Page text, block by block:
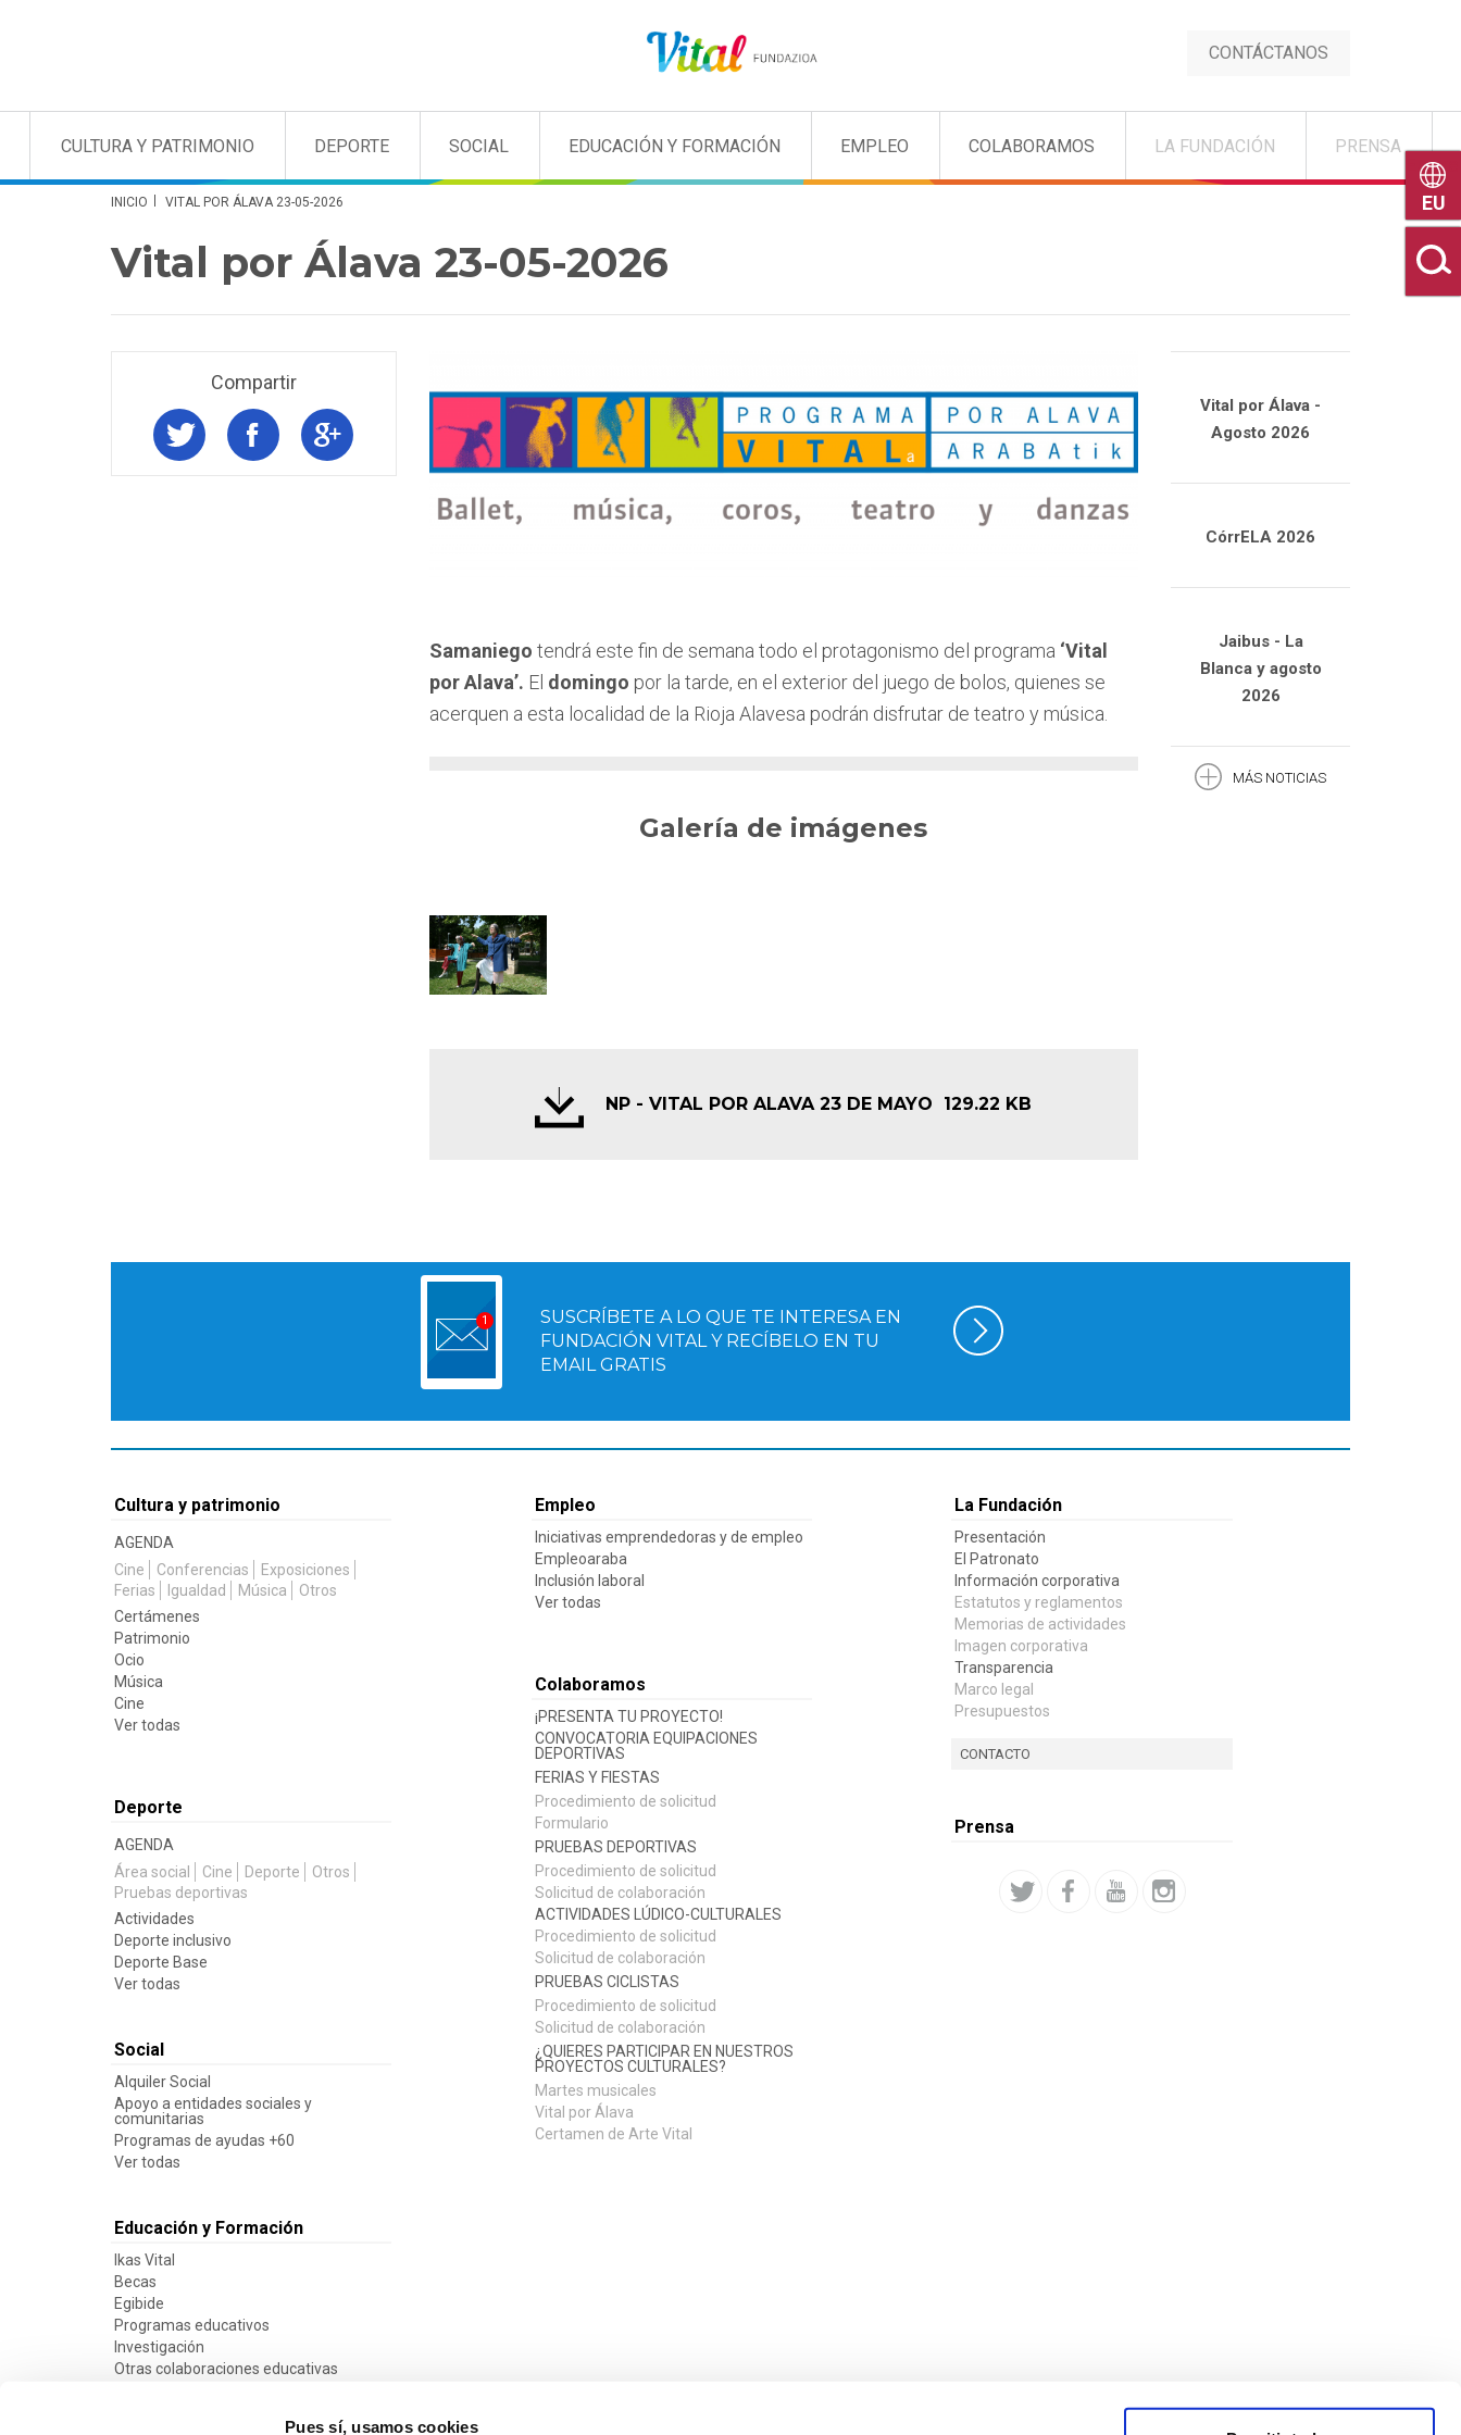
Pues sí, usamos cookies
CONTÁCTANOS
CULTURA Y PATRIMONIO DEPORTE SOCIAL EDUCACIÓN Y FORMACIÓN EMPLEO COLABORAMOS LA FUNDACIÓN PRENSA
INICIO VITAL POR ÁLAVA 23-05-2026
Vital por Álava 23-05-2026
Compartir
Samaniego tendrá este fin de semana todo el protagonismo del programa ‘Vital
por Alava’. El domingo por la tarde, en el exterior del juego de bolos, quienes se
acerquen a esta localidad de la Rioja Alavesa podrán disfrutar de teatro y música.
Galería de imágenes
NP - VITAL POR ALAVA 23 DE MAYO 129.22 KB
Vital por Álava -
Agosto 2026
CórrELA 2026
Jaibus - La
Blanca y agosto
2026
MÁS NOTICIAS
SUSCRÍBETE A LO QUE TE INTERESA EN
FUNDACIÓN VITAL Y RECÍBELO EN TU
EMAIL GRATIS
Cultura y patrimonio
AGENDA
Cine
Conferencias
Exposiciones
Ferias
Igualdad Música
Otros
Certámenes
Patrimonio
Ocio
Música
Cine
Ver todas
Deporte
AGENDA
Área social
Cine Deporte
Otros
Pruebas deportivas
Actividades
Deporte inclusivo
Deporte Base
Ver todas
Social
Alquiler Social
Apoyo a entidades sociales y
comunitarias
Programas de ayudas +60
Ver todas
Educación y Formación
Ikas Vital
Becas
Egibide
Programas educativos
Investigación
Otras colaboraciones educativas
Empleo
Iniciativas emprendedoras y de empleo
Empleoaraba
Inclusión laboral
Ver todas
Colaboramos
¡PRESENTA TU PROYECTO!
CONVOCATORIA EQUIPACIONES
DEPORTIVAS
FERIAS Y FIESTAS
Procedimiento de solicitud
Formulario
PRUEBAS DEPORTIVAS
Procedimiento de solicitud
Solicitud de colaboración
ACTIVIDADES LÚDICO-CULTURALES
Procedimiento de solicitud
Solicitud de colaboración
PRUEBAS CICLISTAS
Procedimiento de solicitud
Solicitud de colaboración
¿QUIERES PARTICIPAR EN NUESTROS
PROYECTOS CULTURALES?
Martes musicales
Vital por Álava
Certamen de Arte Vital
La Fundación
Presentación
El Patronato
Información corporativa
Estatutos y reglamentos
Memorias de actividades
Imagen corporativa
Transparencia
Marco legal
Presupuestos
CONTACTO
Prensa